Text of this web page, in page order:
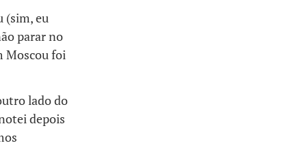
(sim, eu
parar no
Moscou foi
lado do
depois